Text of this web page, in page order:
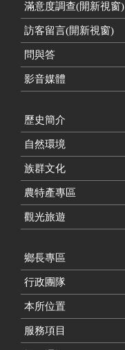
滿意度調查(開新視窗)
訪客留言(開新視窗)
問與答
影音媒體
歷史簡介
自然環境
族群文化
農特產專區
觀光旅遊
鄉長專區
行政團隊
本所位置
服務項目